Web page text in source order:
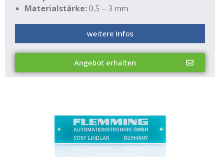
Materialstärke:0,5 – 3 mm
weitere Infos
Angebot erhalten